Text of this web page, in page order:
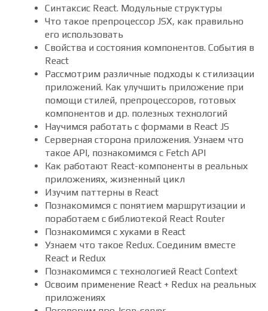
Вспомним основные фичи ES6. Стандарты
ES6-8. Классы в ES6 стандарте
Синтаксис React. Модульные структуры
Что такое препроцессор JSX, как правильно
его использовать
Свойства и состояния компонентов. События в
React
Рассмотрим различные подходы к стилизации
приложений. Как улучшить приложение при
помощи стилей, препроцессоров, готовых
компонентов и др. полезных технологий
Научимся работать с формами в React JS
Серверная сторона приложения. Узнаем что
такое API, познакомимся с Fetch API
Как работают React-компоненты в реальных
приложениях, жизненный цикл
Изучим паттерны в React
Познакомимся с понятием маршрутизации и
поработаем с библиотекой React Router
Познакомимся с хуками в React
Узнаем что такое Redux. Соединим вместе
React и Redux
Познакомимся с технологией React Context